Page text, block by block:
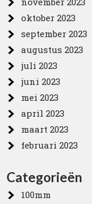
oktober 2023
september 2023
augustus 2023
juli 2023
juni 2023
mei 2023
april 2023
maart 2023
februari 2023
Categorieën
100mm